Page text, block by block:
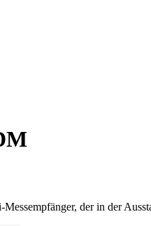
der in der